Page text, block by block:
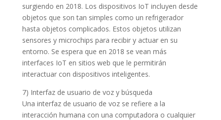
surgiendo en 2018. Los dispositivos IoT incluyen desde
objetos que son tan simples como un refrigerador
hasta objetos complicados. Estos objetos utilizan
sensores y microchips para recibir y actuar en su
entorno. Se espera que en 2018 se vean más
interfaces IoT en sitios web que le permitirán
interactuar con dispositivos inteligentes.
7) Interfaz de usuario de voz y búsqueda
Una interfaz de usuario de voz se refiere a la
interacción humana con una computadora o cualquier